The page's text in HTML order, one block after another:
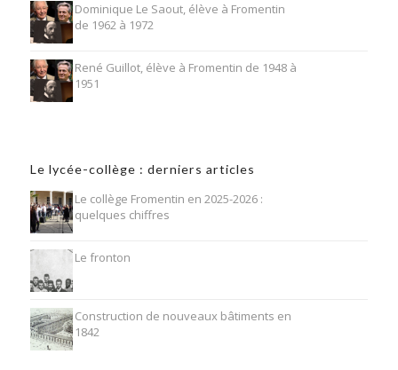
Dominique Le Saout, élève à Fromentin
de 1962 à 1972
René Guillot, élève à Fromentin de 1948 à
1951
Le lycée-collège : derniers articles
Le collège Fromentin en 2025-2026 :
quelques chiffres
Le fronton
Construction de nouveaux bâtiments en
1842